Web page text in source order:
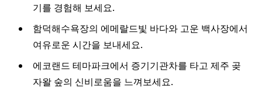
기를 경험해 보세요.
함덕해수욕장의 에메랄드빛 바다와 고운 백사장에서
여유로운 시간을 보내세요.
에코랜드 테마파크에서 증기기관차를 타고 제주 곶
자왈 숲의 신비로움을 느껴보세요.